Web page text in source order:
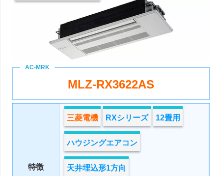
MLZ-RX3622AS
特徴
三菱電機 RXシリーズ 12畳用
ハウジングエアコン
天井埋込形1方向